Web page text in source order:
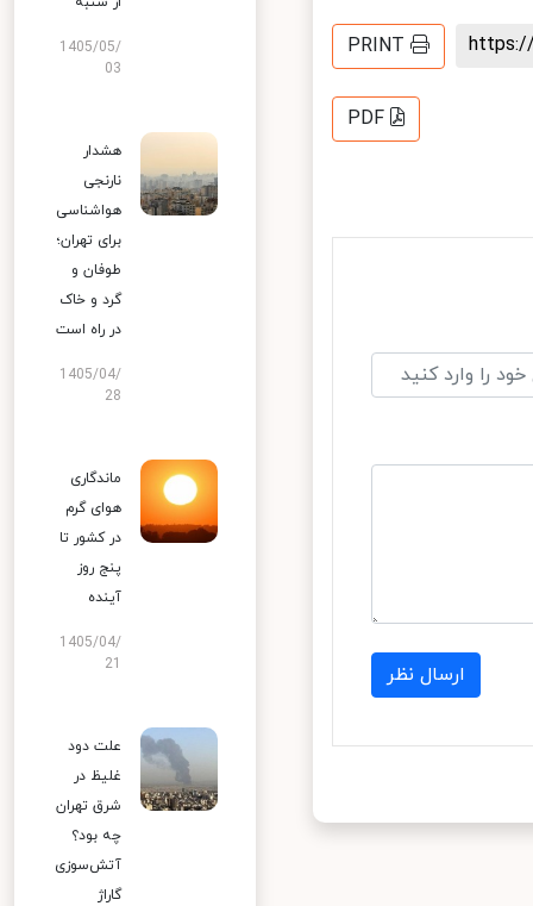
PRINT
PDF
ارسال نظر
1405/05/
03
هشدار
نارنجی
هواشناسی
برای تهران؛
طوفان و
گرد و خاک
در راه است
1405/04/
28
ماندگاری
هوای گرم
در کشور تا
پنج روز
آینده
1405/04/
علت دود
غلیظ در
شرق تهران
چه بود؟
آتش‌سوزی
گاراژ